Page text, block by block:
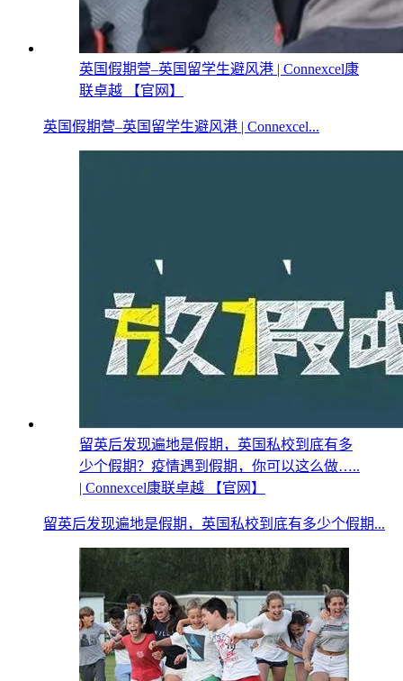
英国假期营–英国留学生避风港 | Connexcel康
联卓越 【官网】
英国假期营–英国留学生避风港 | Connexcel...
留英后发现遍地是假期，英国私校到底有多
少个假期？疫情遇到假期，你可以这么做…..
| Connexcel康联卓越 【官网】
留英后发现遍地是假期，英国私校到底有多少个假期...